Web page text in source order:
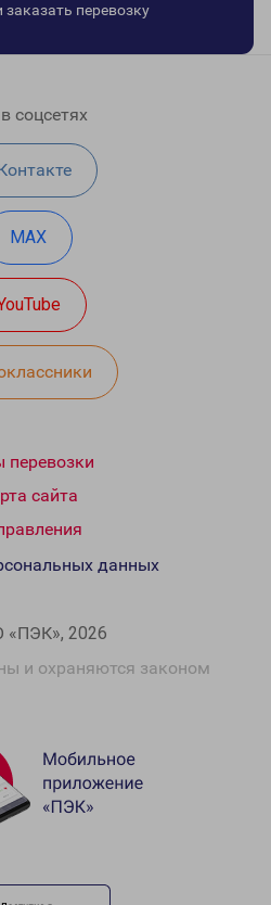
заказать перевозку
соцсетях
MAX
перевозки
сайта
2026
и охраняются законом
данных